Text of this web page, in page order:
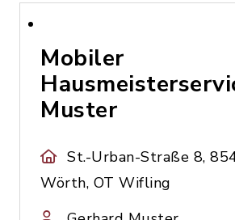
Mobiler
Muster
St.-Urban-Straße 8,
Wörth, OT Wifling